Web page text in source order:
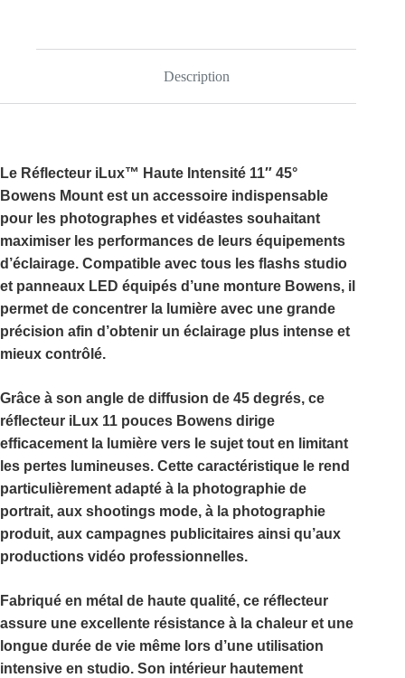
Description
Le Réflecteur iLux™ Haute Intensité 11″ 45°
Bowens Mount est un accessoire indispensable
pour les photographes et vidéastes souhaitant
maximiser les performances de leurs équipements
d’éclairage. Compatible avec tous les flashs studio
et panneaux LED équipés d’une monture Bowens, il
permet de concentrer la lumière avec une grande
précision afin d’obtenir un éclairage plus intense et
mieux contrôlé.
Grâce à son angle de diffusion de 45 degrés, ce
réflecteur iLux 11 pouces Bowens dirige
efficacement la lumière vers le sujet tout en limitant
les pertes lumineuses. Cette caractéristique le rend
particulièrement adapté à la photographie de
portrait, aux shootings mode, à la photographie
produit, aux campagnes publicitaires ainsi qu’aux
productions vidéo professionnelles.
Fabriqué en métal de haute qualité, ce réflecteur
assure une excellente résistance à la chaleur et une
longue durée de vie même lors d’une utilisation
intensive en studio. Son intérieur hautement